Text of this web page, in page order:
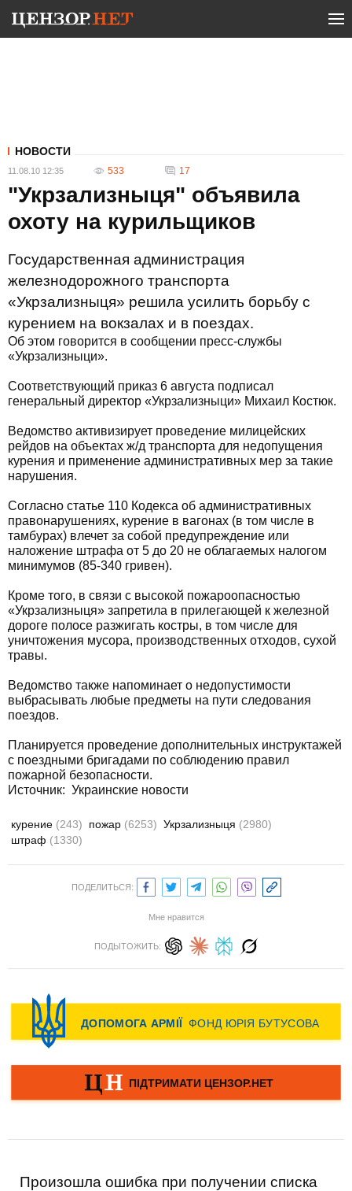
НОВОСТИ
11.08.10 12:35 533 17
"Укрзализныця" объявила
охоту на курильщиков
Государственная администрация
железнодорожного транспорта
«Укрзализныця» решила усилить борьбу с
курением на вокзалах и в поездах.
Об этом говорится в сообщении пресс-службы
«Укрзализныци».
Соответствующий приказ 6 августа подписал
генеральный директор «Укрзализныци» Михаил Костюк.
Ведомство активизирует проведение милицейских
рейдов на объектах ж/д транспорта для недопущения
курения и применение административных мер за такие
нарушения.
Согласно статье 110 Кодекса об административных
правонарушениях, курение в вагонах (в том числе в
тамбурах) влечет за собой предупреждение или
наложение штрафа от 5 до 20 не облагаемых налогом
минимумов (85-340 гривен).
Кроме того, в связи с высокой пожароопасностью
«Укрзализныця» запретила в прилегающей к железной
дороге полосе разжигать костры, в том числе для
уничтожения мусора, производственных отходов, сухой
травы.
Ведомство также напоминает о недопустимости
выбрасывать любые предметы на пути следования
поездов.
Планируется проведение дополнительных инструктажей
с поездными бригадами по соблюдению правил
пожарной безопасности.
Источник: Украинские новости
курение (243) пожар (6253) Укрзализныця (2980)
штраф (1330)
ПОДЕЛИТЬСЯ:
Мне нравится
ПОДЫТОЖИТЬ:
Произошла ошибка при получении списка